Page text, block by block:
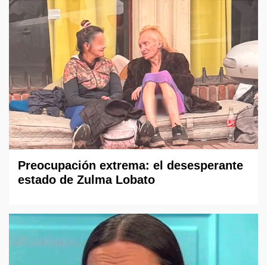
Preocupación extrema: el desesperante
estado de Zulma Lobato